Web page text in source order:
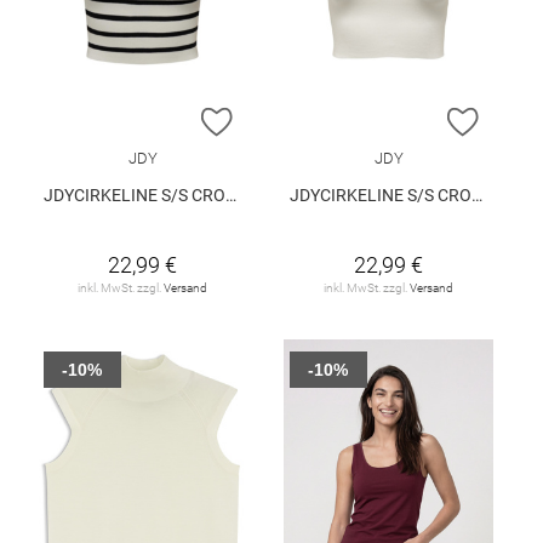
ZUR WUNSCHLISTE HINZUFÜGEN
JDY
JDYCIRKELINE S/S CROP TOP KNT
22,99 €
inkl. MwSt. zzgl.Versand
ZUR
JDY
JDYCIRKELINE S/S CROP TOP KNT
22,99 €
inkl. MwSt. zzgl.Versand
-10% -10%